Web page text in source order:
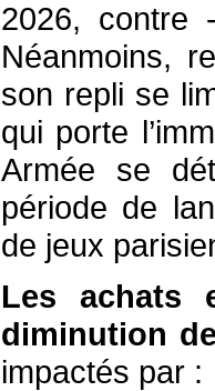
2026, contre
Néanmoins,
son repli se
qui porte
Armée se
période de
de jeux
Les achats
diminution
impactés par :